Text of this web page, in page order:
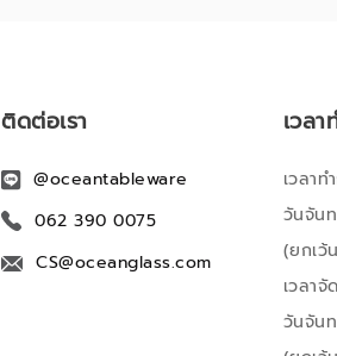
ติดต่อเรา
@oceantableware
062 390 0075
CS@oceanglass.com
เวลา
เวลา
วันจัน
(ยกเ
เวลา
วันจัน